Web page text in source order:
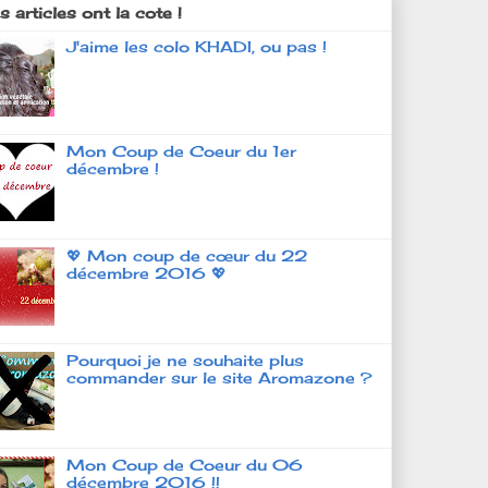
articles ont la cote !
J'aime les colo KHADI, ou pas !
Mon Coup de Coeur du 1er
décembre !
💖 Mon coup de cœur du 22
décembre 2016 💖
Pourquoi je ne souhaite plus
commander sur le site Aromazone ?
Mon Coup de Coeur du 06
décembre 2016 !!